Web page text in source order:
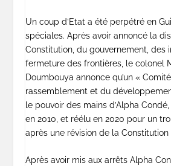
Un coup d’Etat a été perpétré en
spéciales. Après avoir annoncé la
Constitution, du gouvernement, des
fermeture des frontières, le colonel
Doumbouya annonce qu’un «
rassemblement et du
le pouvoir des mains d’Alpha
en 2010, et réélu en 2020 pour un
après une révision de la Constitution
Après avoir mis aux arrêts Alpha